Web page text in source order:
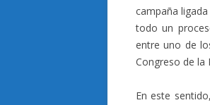
campaña
todo un
entre uno de
Congreso de la
En este